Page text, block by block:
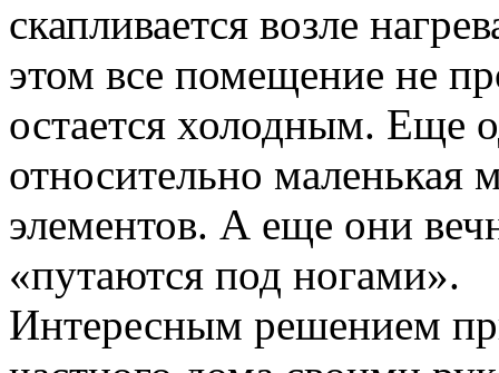
скапливается возле
этом все помещение не
остается холодным. Еще
относительно маленькая
элементов. А еще они
«путаются под ногами».
Интересным решением